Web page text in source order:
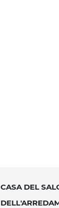
CASA DEL